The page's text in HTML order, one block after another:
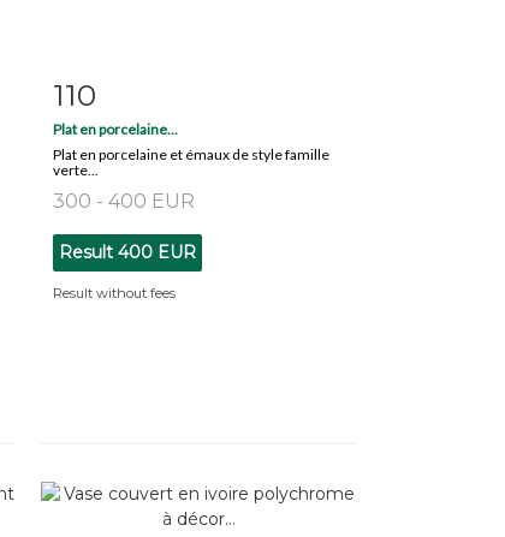
Item detail
110
Plat en porcelaine...
Plat en porcelaine et émaux de style famille
verte...
300 - 400 EUR
Result 400 EUR
Result without fees